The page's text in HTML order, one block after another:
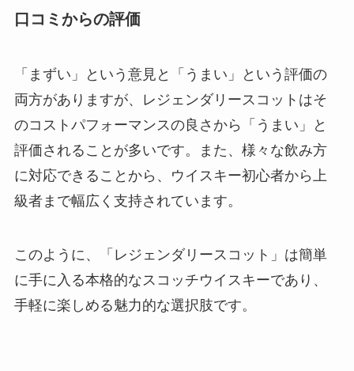
口コミからの評価
「まずい」という意見と「うまい」という評価の
両方がありますが、レジェンダリースコットはそ
のコストパフォーマンスの良さから「うまい」と
評価されることが多いです。また、様々な飲み方
に対応できることから、ウイスキー初心者から上
級者まで幅広く支持されています。
このように、「レジェンダリースコット」は簡単
に手に入る本格的なスコッチウイスキーであり、
手軽に楽しめる魅力的な選択肢です。